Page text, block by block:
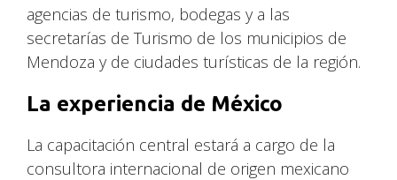
agencias de turismo, bodegas y a las
secretarías de Turismo de los municipios de
Mendoza y de ciudades turísticas de la región.
La experiencia de México
La capacitación central estará a cargo de la
consultora internacional de origen mexicano